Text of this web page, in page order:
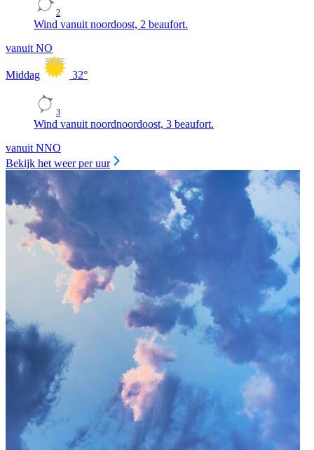
2
Wind vanuit noordoost, 2 beaufort.
vanuit NO
Middag 32°
3
Wind vanuit noordnoordoost, 3 beaufort.
vanuit NNO
Bekijk het weer per uur